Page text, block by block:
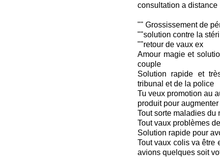
consultation a distance
"" Grossissement de
""solution contre la
""retour de vaux ex
Amour magie et
couple
Solution rapide et
tribunal et de la police
Tu veux promotion au
produit pour
Tout sorte maladies du
Tout vaux problèmes
Solution rapide pour
Tout vaux colis va être
avions quelques soit